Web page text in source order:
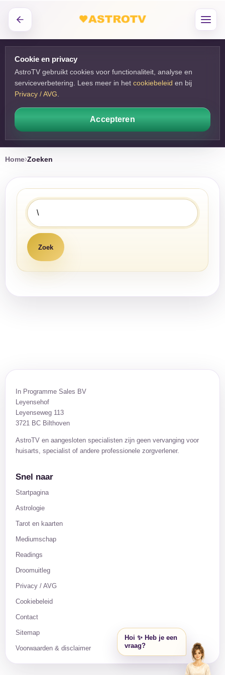
Cookie en privacy
AstroTV gebruikt cookies voor functionaliteit, analyse en
serviceverbetering. Lees meer in het cookiebeleid en bij
Privacy / AVG
Accepteren
Home Zoeken
In Programme Sales BV
Leyensehof
Leyenseweg 113
3721 BC Bilthoven
AstroTV en aangesloten specialisten zijn geen vervanging voor
huisarts, specialist of andere professionele zorgverlener.
Snel naar
Startpagina
Astrologie
Tarot en kaarten
Mediumschap
Readings
Droomuitleg
Privacy / AVG
Cookiebeleid
Contact
Sitemap
Voorwaarden & disclaimer
Hoi ✨ Heb je een
vraag?